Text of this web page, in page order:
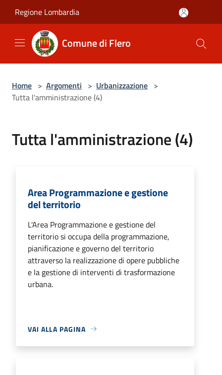
Regione Lombardia
Comune di Flero
Home > Argomenti > Urbanizzazione >
Tutta l'amministrazione (4)
Tutta l'amministrazione (4)
Area Programmazione e gestione
del territorio
L'Area Programmazione e gestione del
territorio si occupa della programmazione,
pianificazione e governo del territorio
attraverso la realizzazione di opere pubbliche
e la gestione di interventi di trasformazione
urbana.
VAI ALLA PAGINA